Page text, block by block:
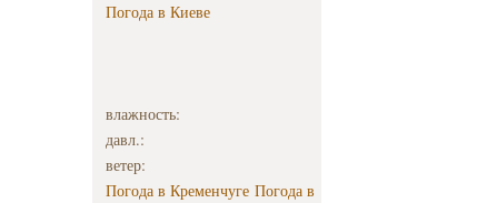
Погода в Киеве
влажность:
давл.:
ветер:
Погода в Кременчуге Погода в